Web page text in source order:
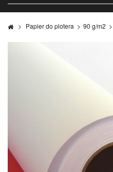
> Papier do plotera > 90 g/m2 >